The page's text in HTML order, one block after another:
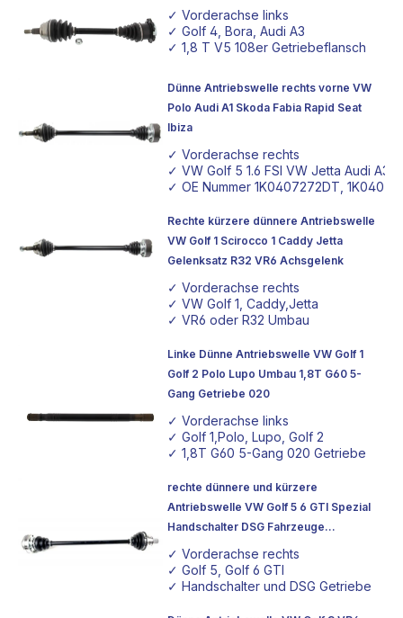
✓ Vorderachse links
✓ Golf 4, Bora, Audi A3
✓ 1,8 T V5 108er Getriebeflansch
Dünne Antriebswelle rechts vorne VW
Polo Audi A1 Skoda Fabia Rapid Seat
Ibiza
✓ Vorderachse rechts
✓ VW Golf 5 1.6 FSI VW Jetta Audi A3
✓ OE Nummer 1K0407272DT,
Rechte kürzere dünnere Antriebswelle
VW Golf 1 Scirocco 1 Caddy Jetta
Gelenksatz R32 VR6 Achsgelenk
✓ Vorderachse rechts
✓ VW Golf 1, Caddy,Jetta
✓ VR6 oder R32 Umbau
Linke Dünne Antriebswelle VW Golf 1
Golf 2 Polo Lupo Umbau 1,8T G60 5-
Gang Getriebe 020
✓ Vorderachse links
✓ Golf 1,Polo, Lupo, Golf 2
✓ 1,8T G60 5-Gang 020 Getriebe
rechte dünnere und kürzere
Antriebswelle VW Golf 5 6 GTI Spezial
Handschalter DSG Fahrzeuge
Beifahrerseite
✓ Vorderachse rechts
✓ Golf 5, Golf 6 GTI
✓ Handschalter und DSG Getriebe